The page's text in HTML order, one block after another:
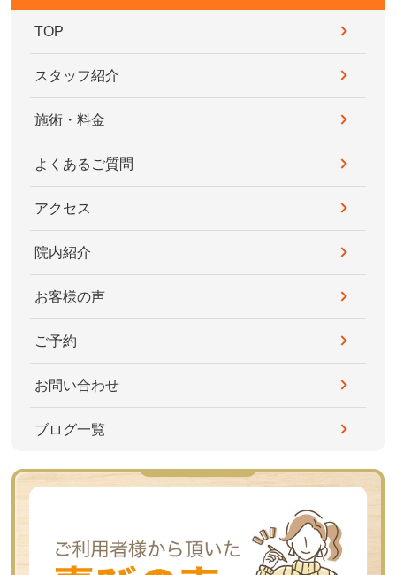
TOP
スタッフ紹介
施術・料金
よくあるご質問
アクセス
院内紹介
お客様の声
ご予約
お問い合わせ
ブログ一覧